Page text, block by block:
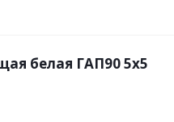
белая ГАП90 5х5